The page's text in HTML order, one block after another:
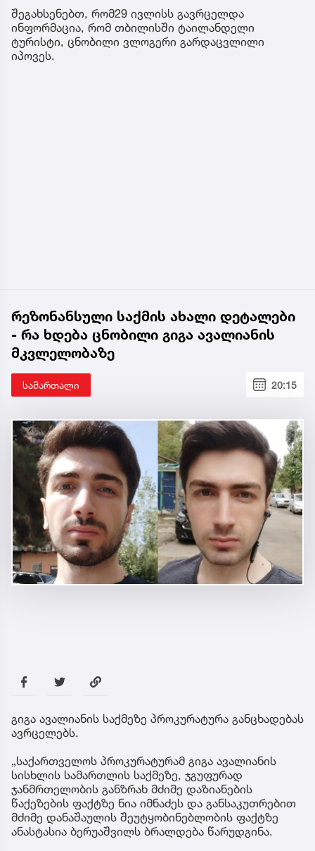
შეგახსენებთ, რომ29 ივლისს გავრცელდა
ინფორმაცია, რომ თბილისში ტაილანდელი
ტურისტი, ცნობილი ვლოგერი გარდაცვლილი
იპოვეს.
რეზონანსული საქმის ახალი დეტალები
- რა ხდება ცნობილი გიგა ავალიანის
მკვლელობაზე
სამართალი 20:15
გიგა ავალიანის საქმეზე პროკურატურა განცხადებას
ავრცელებს.
„საქართველოს პროკურატურამ გიგა ავალიანის
სისხლის სამართლის საქმეზე, ჯგუფურად
ჯანმრთელობის განზრახ მძიმე დაზიანების
წაქეზების ფაქტზე ნია იმნაძეს და განსაკუთრებით
მძიმე დანაშაულის შეუტყობინებლობის ფაქტზე
ანასტასია ბერუაშვილს ბრალდება წარუდგინა.